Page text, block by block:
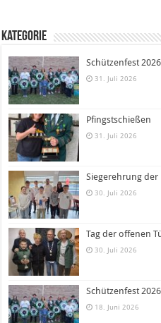
Kategorie
Schützenfest 2026
31. Juli 2026
Pfingstschießen
31. Juli 2026
Siegerehrung der
30. Juli 2026
Tag der offenen
30. Juli 2026
Schützenfest 2026
18. Juni 2026